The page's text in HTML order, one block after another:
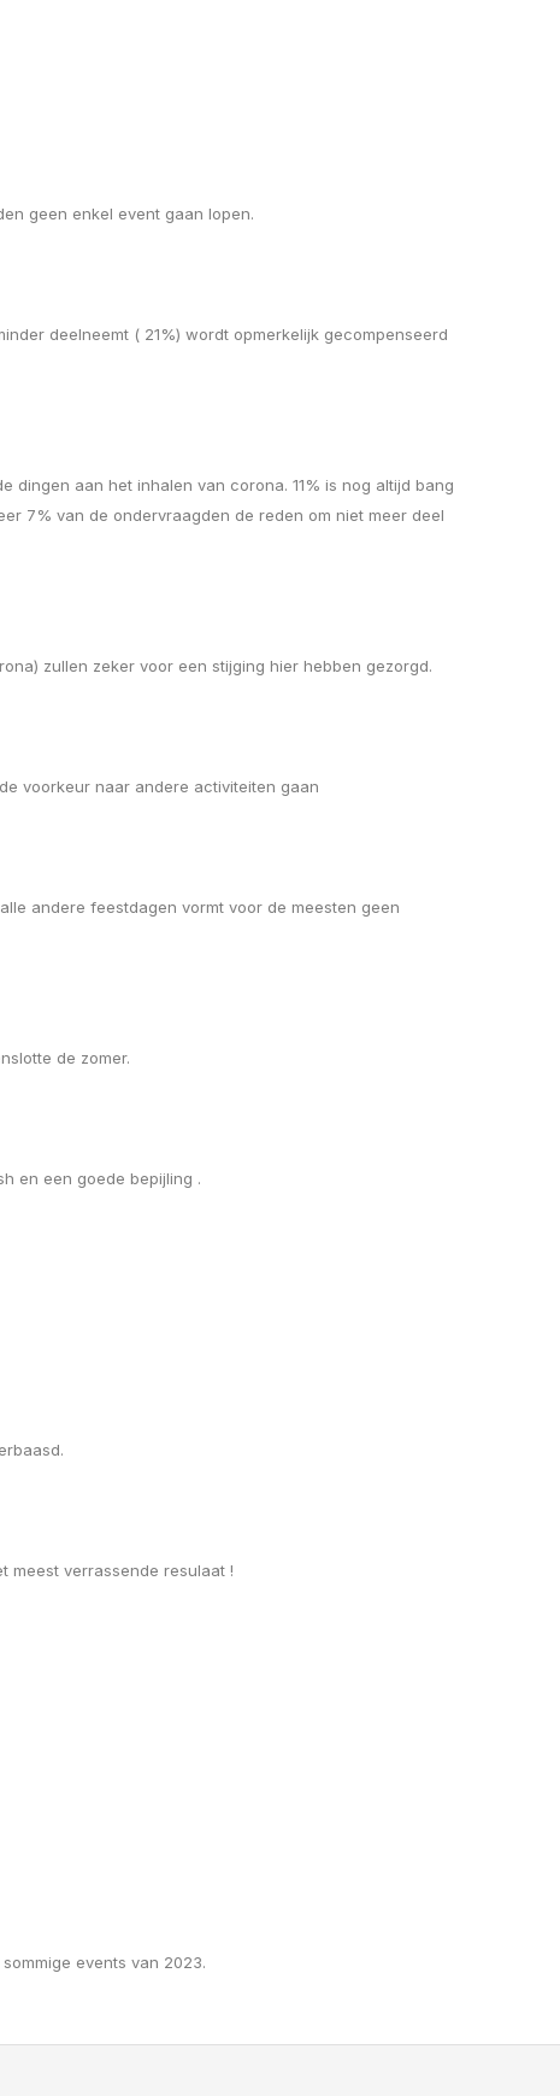
geen enkel event gaan lopen.
deelneemt ( 21%) wordt opmerkelijk gecompenseerd
dingen aan het inhalen van corona. 11% is nog altijd bang
7% van de ondervraagden de reden om niet meer deel
zullen zeker voor een stijging hier hebben gezorgd.
voorkeur naar andere activiteiten gaan
andere feestdagen vormt voor de meesten geen
de zomer.
en een goede bepijling .
meest verrassende resulaat !
events van 2023.